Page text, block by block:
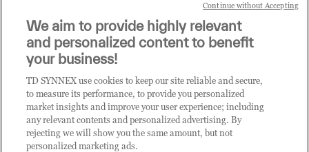
it.tdsynnex.com eu.tdsynnex.com| tdsynnex.com
CATEGORIE
Categorie
We aim to provide highly relevant
and personalized content to benefit
your business!
TD SYNNEX use cookies to keep our site reliable and secure,
to measure its performance, to provide you personalized
market insights and improve your user experience; including
any relevant contents and personalized advertising. By
rejecting we will show you the same amount, but not
personalized marketing ads.
Continue without Accepting